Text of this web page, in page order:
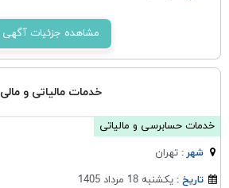
مشاهده جزئیات آگهی
خدمات مالیاتی و مالی
خدمات حسابرسی و مالیاتی
شهر :تهران
تاریخ :یکشنبه 18 مرداد 1405